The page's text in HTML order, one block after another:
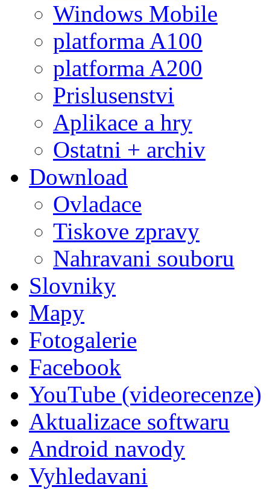
Windows Mobile
platforma A100
platforma A200
Prislusenstvi
Aplikace a hry
Ostatni + archiv
Download
Ovladace
Tiskove zpravy
Nahravani souboru
Slovniky
Mapy
Fotogalerie
Facebook
YouTube (videorecenze)
Aktualizace softwaru
Android navody
Vyhledavani